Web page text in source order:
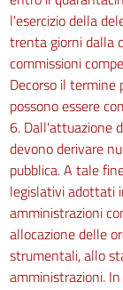
83
Disposizioni
84
85
86
87
88
l'esercizio della
trenta giorni dalla
commissioni
Decorso il termine
possono essere
6. Dall'attuazione
devono derivare
pubblica. A tale
legislativi adottati
amministrazioni
allocazione delle
strumentali, allo
amministrazioni.